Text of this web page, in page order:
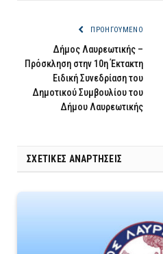
ΠΡΟΗΓΟΎΜΕΝΟ
Δήμος Λαυρεωτικής –
Πρόσκληση στην 10η Έκτακτη
Ειδική Συνεδρίαση του
Δημοτικού Συμβουλίου του
Δήμου Λαυρεωτικής
ΣΧΕΤΙΚΈΣ ΑΝΑΡΤΉΣΕΙΣ